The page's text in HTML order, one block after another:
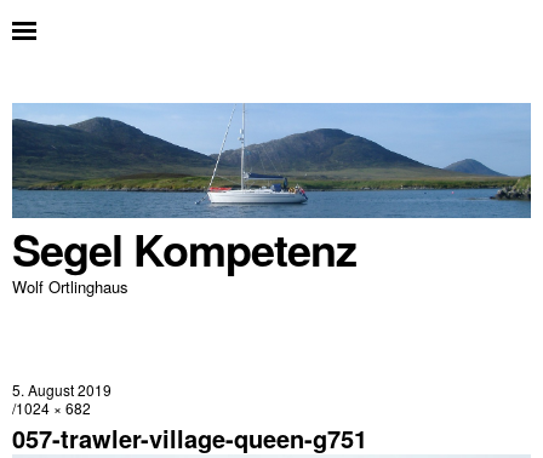
Segel Kompetenz
Wolf Ortlinghaus
5. August 2019
1024 × 682
057-trawler-village-queen-g751